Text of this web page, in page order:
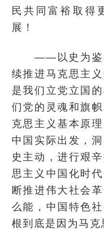
民共同富裕取得
展！
——以史为鉴、
续推进马克思主
是我们立党立国
们党的灵魂和旗
克思主义基本原
中国实际出发，
史主动，进行艰
思主义中国化时
断推进伟大社会
么能，中国特色
根到底是因为马克